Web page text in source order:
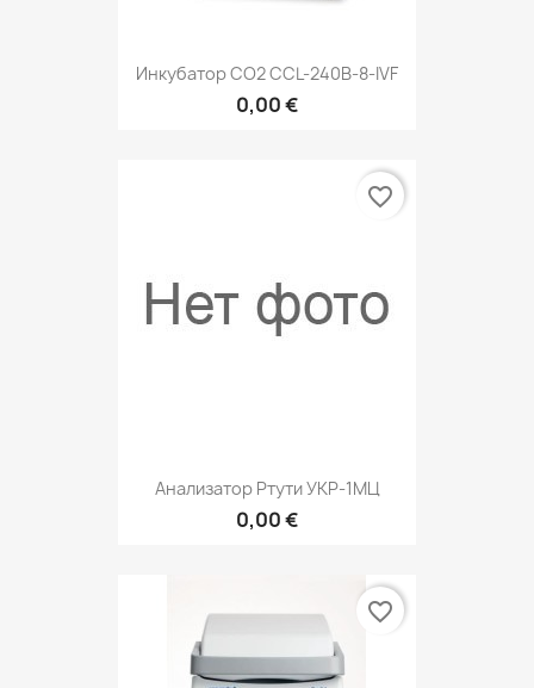
Инкубатор СО2 CCL-240B-8-IVF
0,00 €
Анализатор Ртути УКР-1МЦ
0,00 €
favorite_border
favorite_border